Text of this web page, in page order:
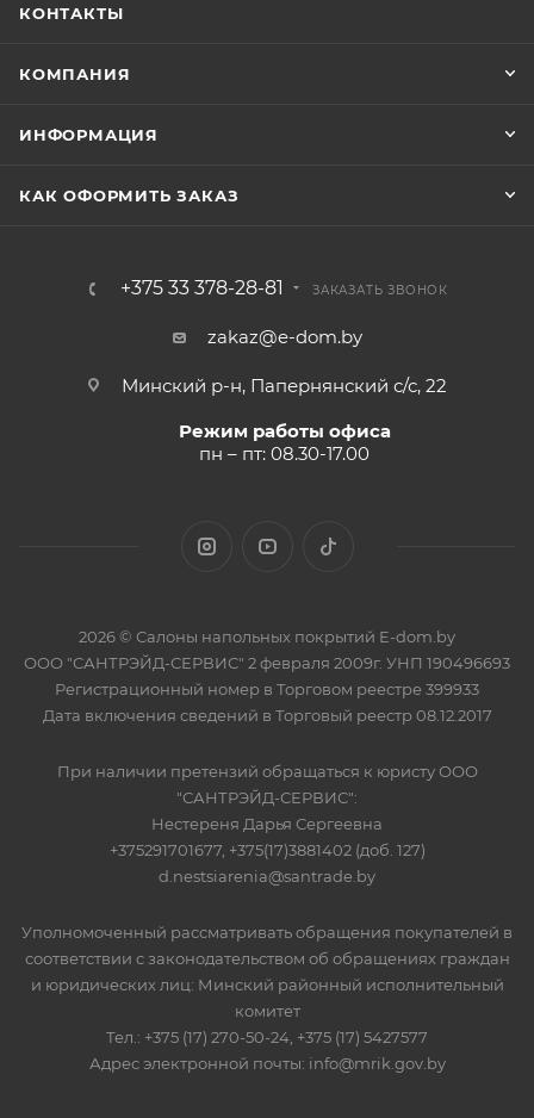
КОНТАКТЫ
КОМПАНИЯ
ИНФОРМАЦИЯ
КАК ОФОРМИТЬ ЗАКАЗ
+375 33 378-28-81 ЗАКАЗАТЬ ЗВОНОК
zakaz@e-dom.by
Минский р-н, Папернянский с/с, 22
Режим работы офиса
пн – пт: 08.30-17.00
2026 © Салоны напольных покрытий E-dom.by
ООО "САНТРЭЙД-СЕРВИС" 2 февраля 2009г. УНП 190496693
Регистрационный номер в Торговом реестре 399933
Дата включения сведений в Торговый реестр 08.12.2017
При наличии претензий обращаться к юристу ООО
"САНТРЭЙД-СЕРВИС":
Нестереня Дарья Сергеевна
+375291701677, +375(17)3881402 (доб. 127)
d.nestsiarenia@santrade.by
Уполномоченный рассматривать обращения покупателей в
соответствии с законодательством об обращениях граждан
и юридических лиц: Минский районный исполнительный
комитет
Тел.: +375 (17) 270-50-24, +375 (17) 5427577
Адрес электронной почты: info@mrik.gov.by